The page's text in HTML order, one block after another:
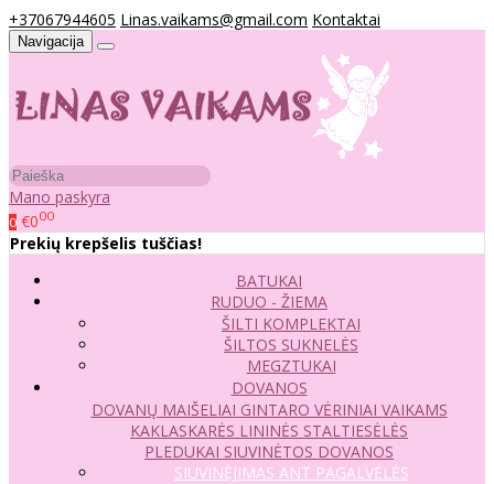
+37067944605 Linas.vaikams@gmail.com Kontaktai
Navigacija
Mano paskyra
0 €000
Prekių krepšelis tuščias!
BATUKAI
RUDUO - ŽIEMA
ŠILTI KOMPLEKTAI
ŠILTOS SUKNELĖS
MEGZTUKAI
DOVANOS
DOVANŲ MAIŠELIAI GINTARO VĖRINIAI VAIKAMS
KAKLASKARĖS LININĖS STALTIESĖLĖS
PLEDUKAI SIUVINĖTOS DOVANOS
SIUVINĖJIMAS ANT PAGALVĖLĖS